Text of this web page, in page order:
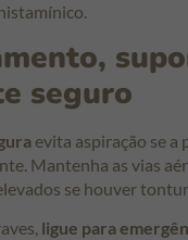
seguro
evita aspiração se a
Mantenha as vias
se houver
ligue para